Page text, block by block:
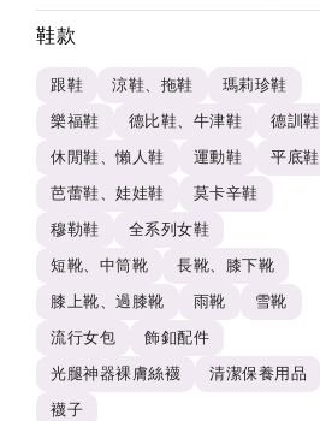
鞋款
跟鞋 涼鞋、拖鞋
瑪莉珍鞋
樂福鞋
德比鞋、牛津鞋
德訓鞋
休閒鞋、懶人鞋
運動鞋
平底鞋
芭蕾鞋、娃娃鞋
莫卡辛鞋
穆勒鞋
全系列女鞋
短靴、中筒靴
長靴、膝下靴
膝上靴、過膝靴
雨靴
雪靴
流行女包
飾釦配件
光腿神器裸膚絲襪
清潔保養用品
襪子